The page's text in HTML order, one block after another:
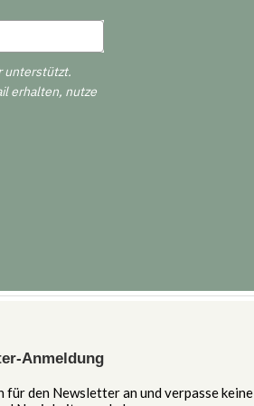
unterstützt.
erhalten, nutze
Anmeldung
für den Newsletter an und verpasse keine